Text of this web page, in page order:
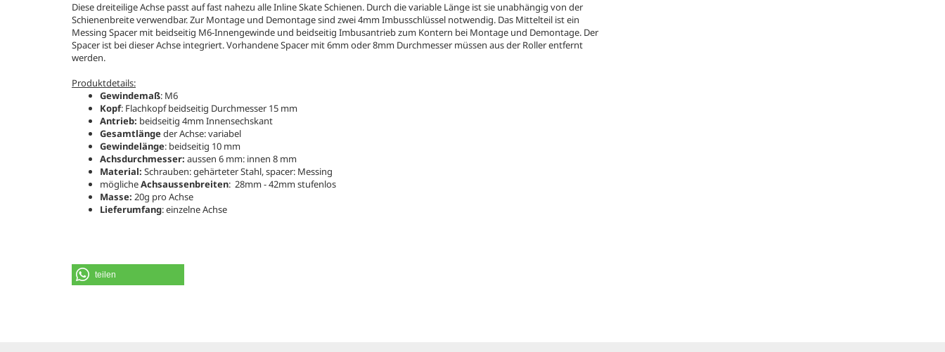
Diese dreiteilige Achse passt auf fast nahezu alle Inline Skate Schienen. Durch die variable Länge ist sie unabhängig von der
Schienenbreite verwendbar. Zur Montage und Demontage sind zwei 4mm Imbusschlüssel notwendig. Das Mittelteil ist ein
Messing Spacer mit beidseitig M6-Innengewinde und beidseitig Imbusantrieb zum Kontern bei Montage und Demontage. Der
Spacer ist bei dieser Achse integriert. Vorhandene Spacer mit 6mm oder 8mm Durchmesser müssen aus der Roller entfernt
werden.
Produktdetails:
Gewindemaß: M6
Kopf: Flachkopf beidseitig Durchmesser 15 mm
Antrieb: beidseitig 4mm Innensechskant
Gesamtlängeder Achse: variabel
Gewindelänge: beidseitig 10 mm
Achsdurchmesser: aussen 6 mm: innen 8 mm
Material: Schrauben: gehärteter Stahl, spacer: Messing
möglicheAchsaussenbreiten: 28mm - 42mm stufenlos
Masse: 20g pro Achse
Lieferumfang: einzelne Achse
teilen